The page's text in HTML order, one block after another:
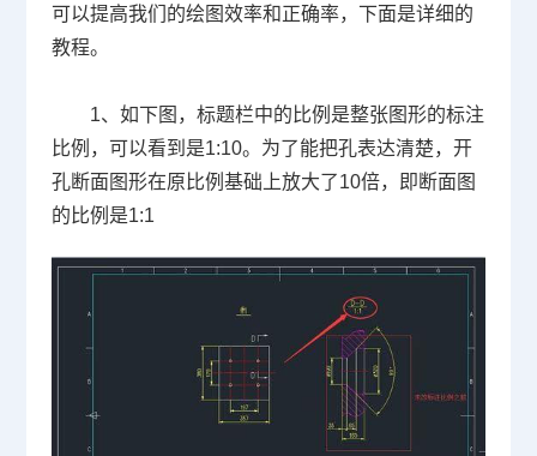
可以提高我们的绘图效率和正确率，下面是详细的
教程。
1、如下图，标题栏中的比例是整张图形的标注
比例，可以看到是1:10。为了能把孔表达清楚，开
孔断面图形在原比例基础上放大了 10倍，即断面图
的比例是1:1